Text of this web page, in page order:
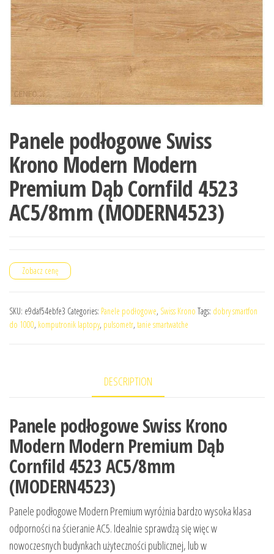
Panele podłogowe Swiss
Krono Modern Modern
Premium Dąb Cornfild 4523
AC5/8mm (MODERN4523)
Zobacz cenę
SKU: e9daf54ebfe3 Categories: Panele podłogowe, Swiss Krono Tags: dobry smartfon
do 1000, komputronik laptopy, pulsometr, tanie smartwatche
DESCRIPTION
Panele podłogowe Swiss Krono
Modern Modern Premium Dąb
Cornfild 4523 AC5/8mm
(MODERN4523)
Panele podłogowe Modern Premium wyróżnia bardzo wysoka klasa
odporności na ścieranie AC5. Idealnie sprawdzą się więc w
nowoczesnych budynkach użyteczności publicznej, lub w